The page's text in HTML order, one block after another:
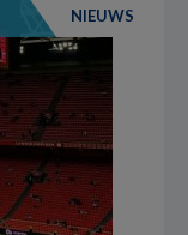
NIEUWS